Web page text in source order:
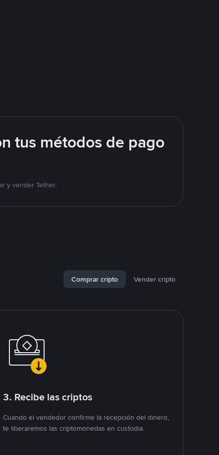
tus métodos de pago
y vender Tether.
Comprar cripto Vender cripto
3. Recibe las criptos
Cuando el vendedor confirme la recepción del dinero,
te liberaremos las criptomonedas en custodia.